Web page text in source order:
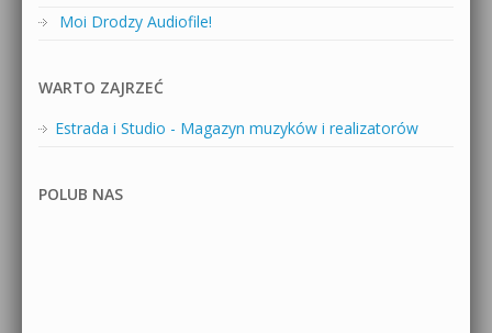
Moi Drodzy Audiofile!
WARTO ZAJRZEĆ
Estrada i Studio - Magazyn muzyków i realizatorów
POLUB NAS